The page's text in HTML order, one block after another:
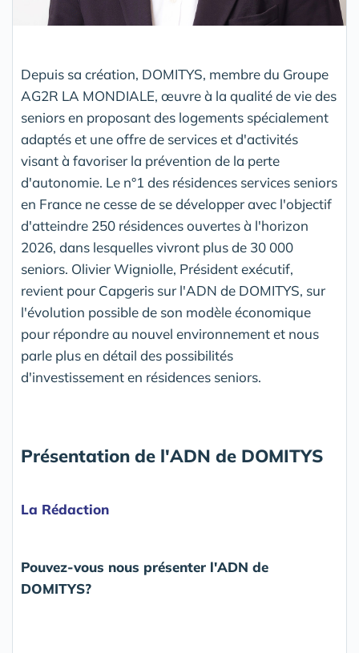
Depuis sa création, DOMITYS, membre du Groupe
AG2R LA MONDIALE, œuvre à la qualité de vie des
seniors en proposant des logements spécialement
adaptés et une offre de services et d'activités
visant à favoriser la prévention de la perte
d'autonomie. Le n°1 des résidences services seniors
en France ne cesse de se développer avec l'objectif
d'atteindre 250 résidences ouvertes à l'horizon
2026, dans lesquelles vivront plus de 30 000
seniors. Olivier Wigniolle, Président exécutif,
revient pour Capgeris sur l'ADN de DOMITYS, sur
l'évolution possible de son modèle économique
pour répondre au nouvel environnement et nous
parle plus en détail des possibilités
d'investissement en résidences seniors.
Présentation de l'ADN de DOMITYS
La Rédaction
Pouvez-vous nous présenter l'ADN de
DOMITYS?